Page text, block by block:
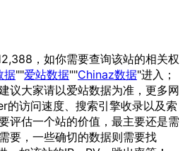
，如你需要查询该站的相关权
据""爱站数据""Chinaz数据"进入；
议大家请以爱站数据为准，更多网
的访问速度、搜索引擎收录以及索
评估一个站的价值，最主要还是需
要，一些确切的数据则需要找